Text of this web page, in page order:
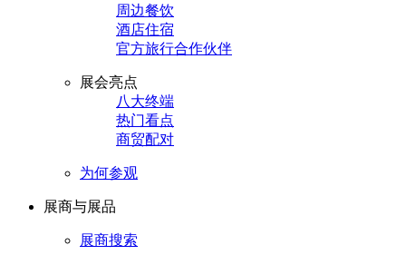
周边餐饮
酒店住宿
官方旅行合作伙伴
展会亮点
八大终端
热门看点
商贸配对
为何参观
展商与展品
展商搜索